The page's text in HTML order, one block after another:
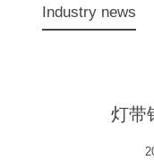
Industry news
灯带